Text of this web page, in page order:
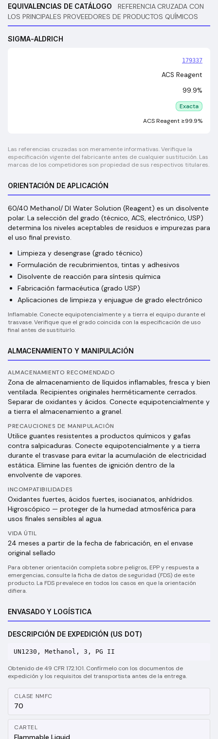
EQUIVALENCIAS DE CATÁLOGO
REFERENCIA CRUZADA CON
LOS PRINCIPALES PROVEEDORES DE PRODUCTOS QUÍMICOS
SIGMA-ALDRICH
179337
ACS Reagent
99.9%
Exacta
ACS Reagent ≥99.9%
Las referencias cruzadas son meramente informativas. Verifique la
especificación vigente del fabricante antes de cualquier sustitución. Las
marcas de los competidores son propiedad de sus respectivos titulares.
ORIENTACIÓN DE APLICACIÓN
60/40 Methanol/ DI Water Solution (Reagent) es un disolvente
polar. La selección del grado (técnico, ACS, electrónico, USP)
determina los niveles aceptables de residuos e impurezas para
el uso final previsto.
Limpieza y desengrase (grado técnico)
Formulación de recubrimientos, tintas y adhesivos
Disolvente de reacción para síntesis química
Fabricación farmacéutica (grado USP)
Aplicaciones de limpieza y enjuague de grado electrónico
Inflamable. Conecte equipotencialmente y a tierra el equipo durante el
trasvase. Verifique que el grado coincida con la especificación de uso
final antes de sustituirlo.
ALMACENAMIENTO Y MANIPULACIÓN
ALMACENAMIENTO RECOMENDADO
Zona de almacenamiento de líquidos inflamables, fresca y bien
ventilada. Recipientes originales herméticamente cerrados.
Separar de oxidantes y ácidos. Conecte equipotencialmente y
a tierra el almacenamiento a granel.
PRECAUCIONES DE MANIPULACIÓN
Utilice guantes resistentes a productos químicos y gafas
contra salpicaduras. Conecte equipotencialmente y a tierra
durante el trasvase para evitar la acumulación de electricidad
estática. Elimine las fuentes de ignición dentro de la
envolvente de vapores.
INCOMPATIBILIDADES
Oxidantes fuertes, ácidos fuertes, isocianatos, anhídridos.
Higroscópico — proteger de la humedad atmosférica para
usos finales sensibles al agua.
VIDA ÚTIL
24 meses a partir de la fecha de fabricación, en el envase
original sellado
Para obtener orientación completa sobre peligros, EPP y respuesta a
emergencias, consulte la ficha de datos de seguridad (FDS) de este
producto. La FDS prevalece en todos los casos en que la orientación
difiera.
ENVASADO Y LOGÍSTICA
DESCRIPCIÓN DE EXPEDICIÓN (US DOT)
UN1230, Methanol, 3, PG II
Obtenido de 49 CFR 172.101. Confírmelo con los documentos de
expedición y los requisitos del transportista antes de la entrega.
CLASE NMFC
70
CARTEL
Flammable Liquid